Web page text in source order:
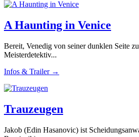
A Haunting in Venice
Bereit, Venedig von seiner dunklen Seite
Meisterdetektiv...
Infos & Trailer →
Trauzeugen
Jakob (Edin Hasanovic) ist